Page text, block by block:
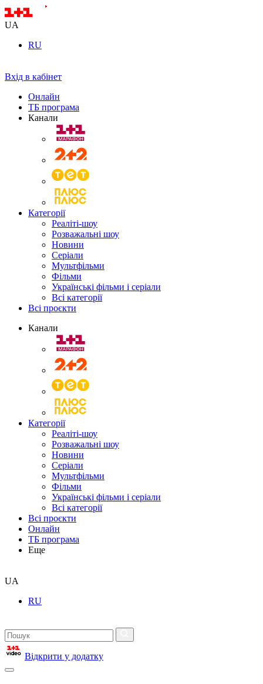
UA
RU
Вхід в кабінет
Онлайн
ТБ програма
Канали
Категорії
Реаліті-шоу
Розважальні шоу
Новини
Серіали
Мультфільми
Фільми
Українські фільми і серіали
Всі категорії
Всі проєкти
Канали
Категорії
Реаліті-шоу
Розважальні шоу
Новини
Серіали
Мультфільми
Фільми
Українські фільми і серіали
Всі категорії
Всі проєкти
Онлайн
ТБ програма
Еще
UA
RU
Відкрити у додатку